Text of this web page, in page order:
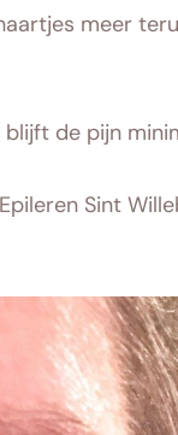
meer
de pijn
Sint